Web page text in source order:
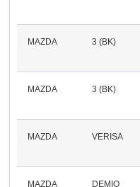
MAZDA 3 (BK)
MAZDA 3 (BK)
MAZDA VERISA
MAZDA DEMIO